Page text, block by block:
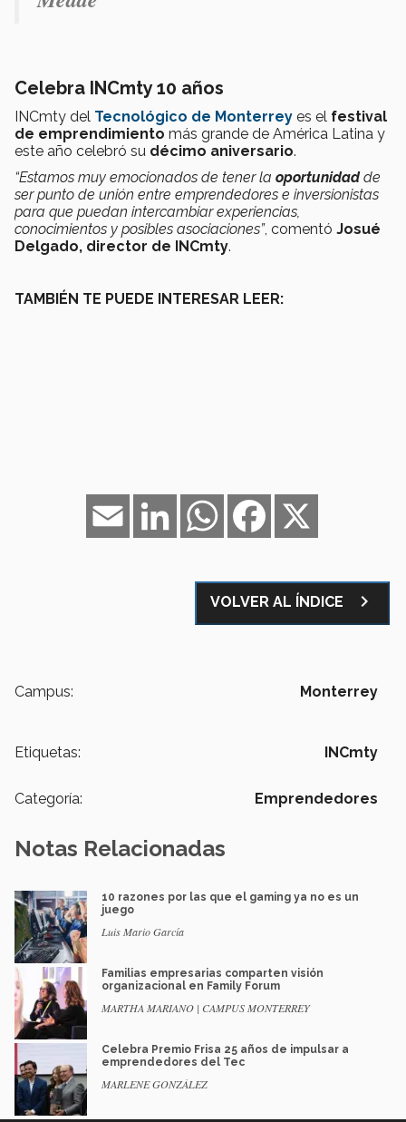
Celebra INCmty 10 años
INCmty del Tecnológico de Monterrey es el festival
de emprendimiento más grande de América Latina y
este año celebró su décimo aniversario.
“Estamos muy emocionados de tener la oportunidadde
ser punto de unión entre emprendedores e inversionistas
para que puedan intercambiar experiencias,
conocimientos y posibles asociaciones”, comentó Josué
Delgado, director de INCmty.
TAMBIÉN TE PUEDE INTERESAR LEER:
Facebook
WhatsApp
LinkedIn
Email
VOLVER AL ÍNDICE navigate_next
Campus: Monterrey
Etiquetas: INCmty
Categoría: Emprendedores
Notas Relacionadas
10 razones por las que el gaming ya no es un
juego
Luis Mario García
Familias empresarias comparten visión
organizacional en Family Forum
MARTHA MARIANO | CAMPUS MONTERREY
Celebra Premio Frisa 25 años de impulsar a
emprendedores del Tec
MARLENE GONZÁLEZ